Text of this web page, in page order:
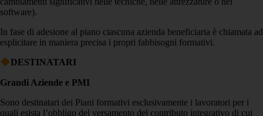
software).
In fase di adesione al piano ciascuna azienda beneficiaria è chiamata ad
esplicitare in maniera precisa i propri fabbisogni formativi.
DESTINATARI
Grandi Aziende e PMI
Sono destinatari dei Piani formativi esclusivamente i lavoratori per i
quali esista l’obbligo del versamento del contributo integrativo di cui